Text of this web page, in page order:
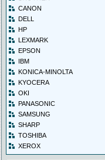
CANON
DELL
HP
LEXMARK
EPSON
IBM
KONICA-MINOLTA
KYOCERA
OKI
PANASONIC
SAMSUNG
SHARP
TOSHIBA
XEROX